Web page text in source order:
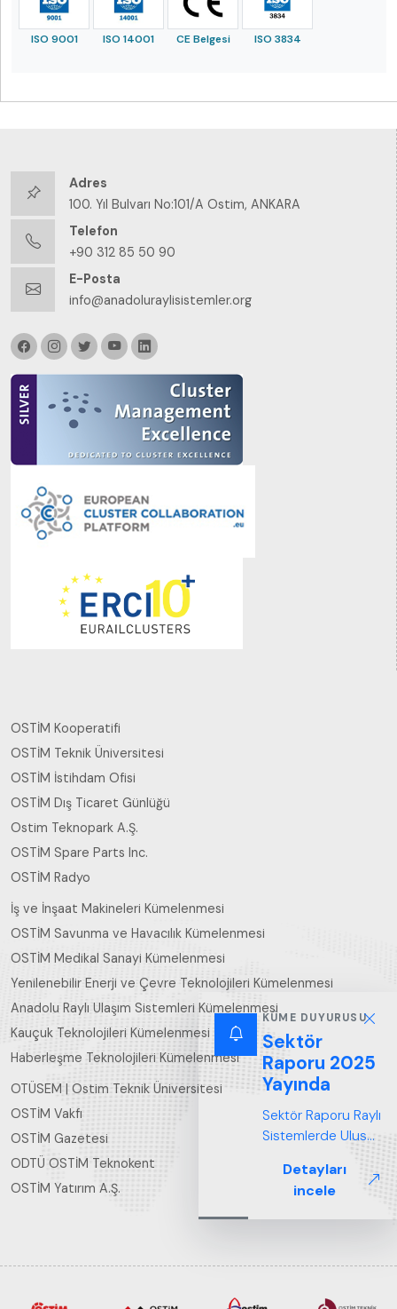
ISO 9001 ISO 14001 CE Belgesi ISO 3834
KÜME DUYURUSU
Sektör
Raporu 2025
Yayında
Sektör Raporu Raylı
Sistemlerde Ulusal
Perspektif ARUS
tarafından
hazırlanan "Raylı
Raporu 2025",
Detayları
incele
Adres
100. Yıl Bulvarı No:101/A Ostim, ANKARA
Telefon
+90 312 85 50 90
E-Posta
info@anadoluraylisistemler.org
OSTİM Kooperatifi
OSTİM Teknik Üniversitesi
OSTİM İstihdam Ofisi
OSTİM Dış Ticaret Günlüğü
Ostim Teknopark A.Ş.
OSTİM Spare Parts Inc.
OSTİM Radyo
İş ve İnşaat Makineleri Kümelenmesi
OSTİM Savunma ve Havacılık Kümelenmesi
OSTİM Medikal Sanayi Kümelenmesi
Yenilenebilir Enerji ve Çevre Teknolojileri Kümelenmesi
Anadolu Raylı Ulaşım Sistemleri Kümelenmesi
Kauçuk Teknolojileri Kümelenmesi
Haberleşme Teknolojileri Kümelenmesi
OTÜSEM | Ostim Teknik Üniversitesi
OSTİM Vakfı
OSTİM Gazetesi
ODTÜ OSTİM Teknokent
OSTİM Yatırım A.Ş.